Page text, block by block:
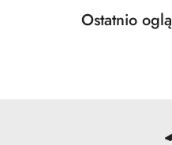
Pomiń karuzelę
Produkty
Ostatnio